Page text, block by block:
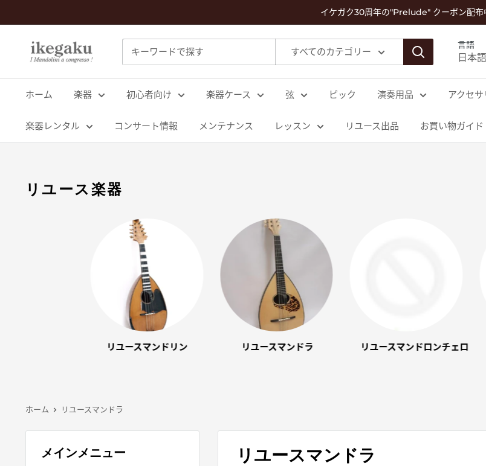
ン
ッ
イケガク30周年の"Prelude" クーポン配布
Mandolin
&
Guitar
Shop
すべてのカテゴリー
言語
日本語
ホーム 楽器 初心者向け 楽器ケース 弦 ピック 演奏用品 アクセサ
楽器レンタル コンサート情報 メンテナンス レッスン リユース出品 お買い物ガイド
リユース楽器
リユースマンドリン リユースマンドラ リユースマンドロンチェロ
ホーム リユースマンドラ
メインメニュー リユースマンドラ